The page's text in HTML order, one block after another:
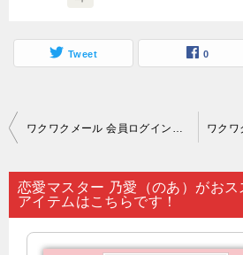
Tweet 0
投
ナ
ビ
ワクワクメール 会員ログイン｜過大に悩み続けても…。
恋愛マスター 乃愛（のあ）がお
アイテムはこちらです！